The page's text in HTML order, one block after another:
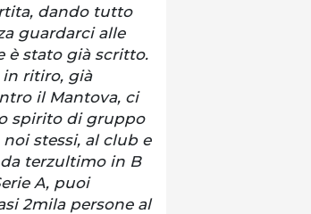
dando tutto
guardarci alle
è stato già scritto.
ritiro, già
il Mantova, ci
spirito di gruppo
stessi, al club e
terzultimo in B
A, puoi
2mila persone al